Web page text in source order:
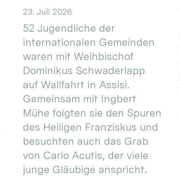
23. Juli 2026
52 Jugendliche der
internationalen Gemeinden
waren mit Weihbischof
Dominikus Schwaderlapp
auf Wallfahrt in Assisi.
Gemeinsam mit Ingbert
Mühe folgten sie den Spuren
des Heiligen Franziskus und
besuchten auch das Grab
von Carlo Acutis, der viele
junge Gläubige anspricht.